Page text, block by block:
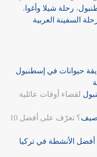
، رحلة شيلا وأغوا ،
السفينة العربية
حيوانات في إسطنبول
لقضاء أوقات عائلية
؟ تعرّف على أفضل 10
أفضل الأنشطة في تركيا